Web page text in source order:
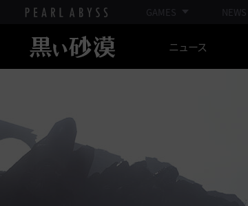
GAMES NEWS
ニュース